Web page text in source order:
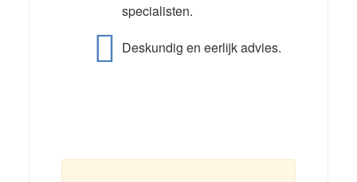
specialisten.
Deskundig en eerlijk advies.